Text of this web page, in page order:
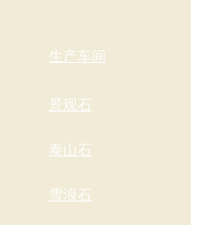
生产车间
景观石
泰山石
雪浪石